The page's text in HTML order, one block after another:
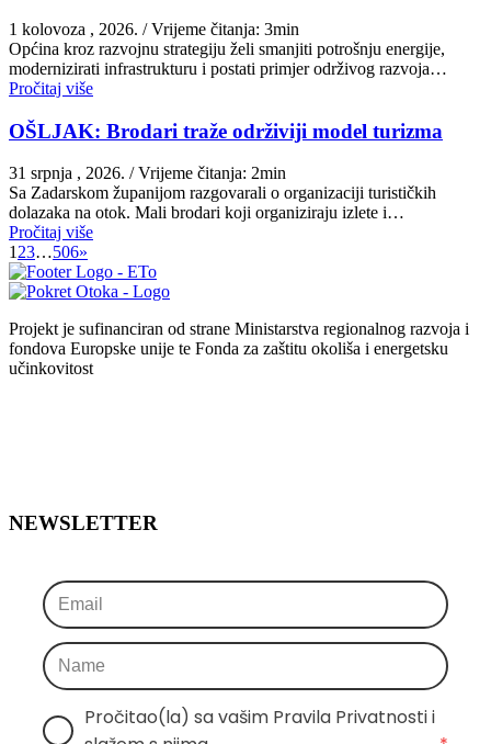
1 kolovoza , 2026. / Vrijeme čitanja: 3min
Općina kroz razvojnu strategiju želi smanjiti potrošnju energije,
modernizirati infrastrukturu i postati primjer održivog razvoja…
Pročitaj više
OŠLJAK: Brodari traže održiviji model turizma
31 srpnja , 2026. / Vrijeme čitanja: 2min
Sa Zadarskom županijom razgovarali o organizaciji turističkih
dolazaka na otok. Mali brodari koji organiziraju izlete i…
Pročitaj više
123…506»
Projekt je sufinanciran od strane Ministarstva regionalnog razvoja i
fondova Europske unije te Fonda za zaštitu okoliša i energetsku
učinkovitost
NEWSLETTER
Pročitao(la) sa vašim Pravila Privatnosti i